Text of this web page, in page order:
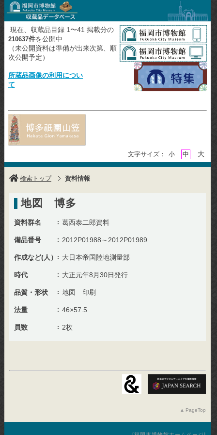
現在、収蔵品目録 1〜41 掲載分の
210637件を公開中
（未公開資料は準備が出来次第、順
次公開予定）
所蔵品画像の利用につい
て
文字サイズ： 小 中 大
検索トップ 資料情報
地図 博多
資料群名 葛西泰二郎資料
備品番号 2012P01988～2012P01989
作成など(人） 大日本帝国陸地測量部
時代 大正元年8月30日発行
品質・形状 地図 印刷
法量 46×57.5
員数 2枚
PageTop